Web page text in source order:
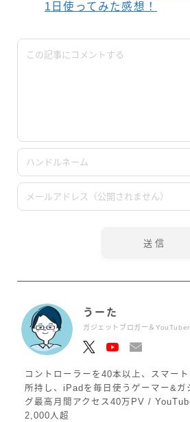
1日使ってみた感想！
うーた
ガジェットブロガー＆YouTuber
コントローラーを40本以上、スマー
所持し、iPadを毎日使うゲーマー&ガ
グ最高月間アクセス40万PV /
2,000人超